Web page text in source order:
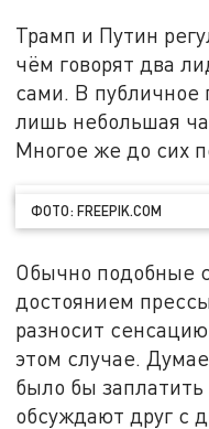
Трамп и Путин
чём говорят два
сами. В публичное
лишь небольшая
Многое же до сих
ФОТО: FREEPIK.COM
Обычно подобные
достоянием
разносит
этом случае.
было бы
обсуждают друг с